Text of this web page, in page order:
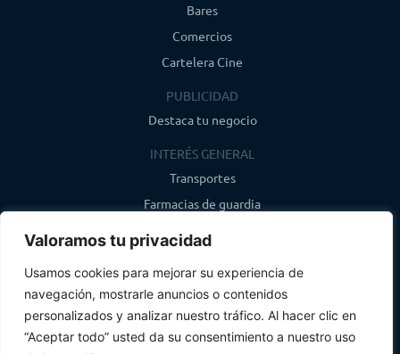
Valoramos tu privacidad
Usamos cookies para mejorar su experiencia de
navegación, mostrarle anuncios o contenidos
personalizados y analizar nuestro tráfico. Al hacer clic en
“Aceptar todo” usted da su consentimiento a nuestro uso
Bares
Comercios
Cartelera Cine
PUBLICIDAD
Destaca tu negocio
INTERÉS GENERAL
Transportes
Farmacias de guardia
CONTACTO
info@infosegovia.com